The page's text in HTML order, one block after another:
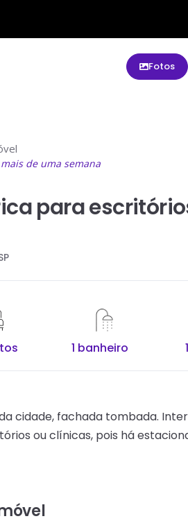
Fotos
de uma semana
para
1 banheiro
cidade, fachada tombada.
ou clínicas, pois há